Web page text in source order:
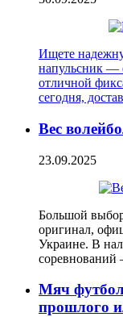
Ищете
напульсник —
отличной
сегодня,
Вес
23.09.2025
Большой
оригинал,
Украине. В
соревнований
Мяч
прошлого